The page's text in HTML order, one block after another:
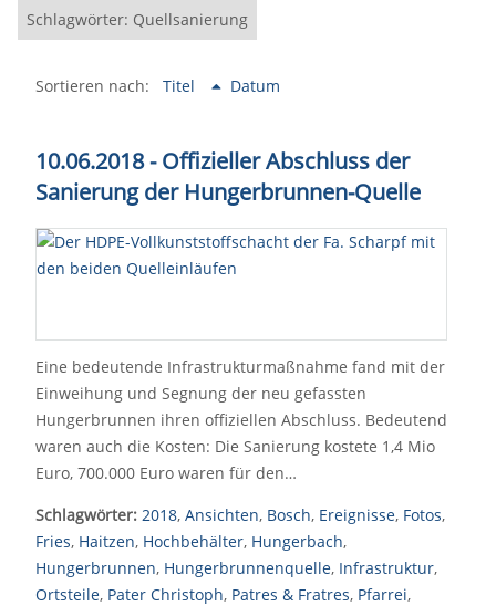
Schlagwörter: Quellsanierung
Sortieren nach: Titel Datum
10.06.2018 - Offizieller Abschluss der
Sanierung der Hungerbrunnen-Quelle
Eine bedeutende Infrastrukturmaßnahme fand mit der
Einweihung und Segnung der neu gefassten
Hungerbrunnen ihren offiziellen Abschluss. Bedeutend
waren auch die Kosten: Die Sanierung kostete 1,4 Mio
Euro, 700.000 Euro waren für den…
Schlagwörter: 2018, Ansichten, Bosch, Ereignisse, Fotos,
Fries, Haitzen, Hochbehälter, Hungerbach,
Hungerbrunnen, Hungerbrunnenquelle, Infrastruktur,
Ortsteile, Pater Christoph, Patres & Fratres, Pfarrei,